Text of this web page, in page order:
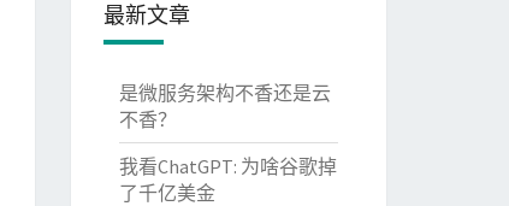
最新文章
是微服务架构不香还是云
不香？
我看ChatGPT: 为啥谷歌掉
了千亿美金